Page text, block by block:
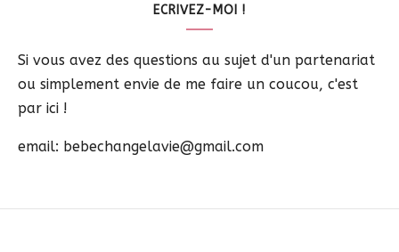
ECRIVEZ-MOI !
Si vous avez des questions au sujet d'un partenariat
ou simplement envie de me faire un coucou, c'est
par ici !
email: bebechangelavie@gmail.com